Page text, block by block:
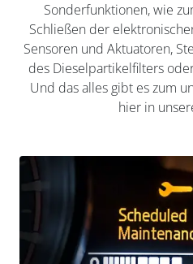
Sonderfunktionen, wie
Schließen der
Sensoren und Aktuatoren,
des Dieselpartikelfilters
Und das alles gibt es zum
hier in